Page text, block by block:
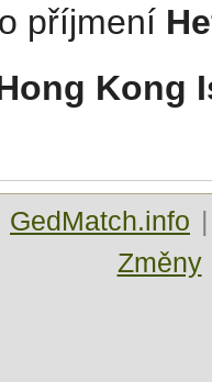
příjmení
Kong
GedMatch.info
Změny